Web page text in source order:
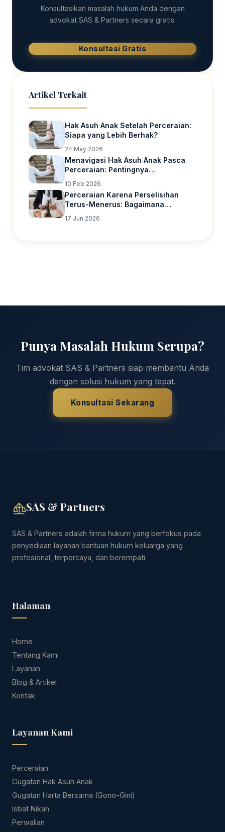
Konsultasikan masalah hukum Anda dengan
advokat SAS & Partners secara gratis.
Konsultasi Gratis
Artikel Terkait
Hak Asuh Anak Setelah Perceraian:
Siapa yang Lebih Berhak?
24 May 2026
Menavigasi Hak Asuh Anak Pasca
Perceraian: Pentingnya
10 Feb 2026
Perceraian Karena Perselisihan
Terus-Menerus: Bagaimana
17 Jun 2026
Punya Masalah Hukum Serupa?
Tim advokat SAS & Partners siap membantu Anda
dengan solusi hukum yang tepat.
Konsultasi Sekarang
SAS & Partners
SAS & Partners adalah firma hukum yang berfokus pada
penyediaan layanan bantuan hukum keluarga yang
profesional, terpercaya, dan berempati.
Halaman
Home
Tentang Kami
Layanan
Blog & Artikel
Kontak
Layanan Kami
Perceraian
Gugatan Hak Asuh Anak
Gugatan Harta Bersama (Gono-Gini)
Isbat Nikah
Perwalian